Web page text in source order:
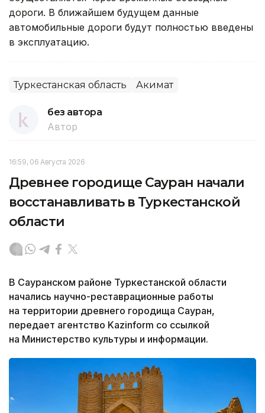
дороги. В ближайшем будущем данные
автомобильные дороги будут полностью введены
в эксплуатацию.
Туркестанская область Акимат
без автора
Автор
16:59, 06 Августа 2026
Древнее городище Сауран начали
восстанавливать в Туркестанской
области
В Сауранском районе Туркестанской области
начались научно-реставрационные работы
на территории древнего городища Сауран,
передает агентство Kazinform со ссылкой
на Министерство культуры и информации.